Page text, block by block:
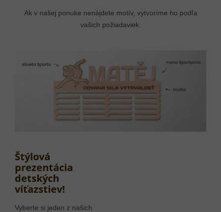
Ak v našej ponuke nenájdete motív, vytvoríme ho podľa
vašich požiadaviek.
Štýlová
prezentácia
detských
víťazstiev!
Vyberte si jeden z našich